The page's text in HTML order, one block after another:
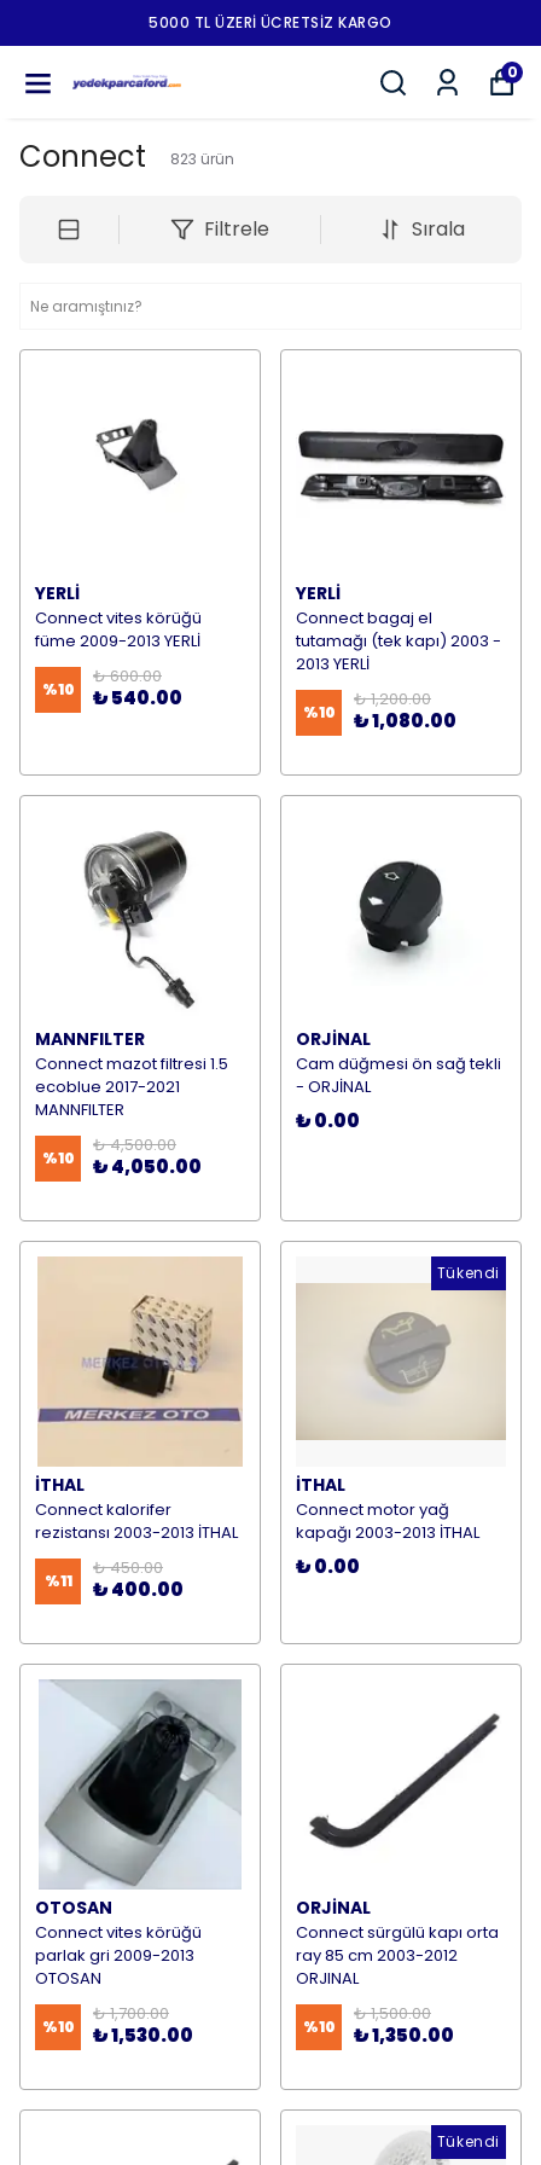
5000 TL ÜZERI ÜCRETSIZ KARGO
0
Connect 823 ürün
Filtrele Sırala
YERLİ
Connect vites körüğü
füme 2009-2013 YERLİ
%10
₺ 600.00
₺ 540.00
YERLİ
Connect bagaj el
tutamağı (tek kapı) 2003 -
2013 YERLİ
%10
₺ 1,200.00
₺ 1,080.00
MANNFILTER
Connect mazot filtresi 1.5
ecoblue 2017-2021
MANNFILTER
%10
₺ 4,500.00
₺ 4,050.00
ORJİNAL
Cam düğmesi ön sağ tekli
- ORJİNAL
₺ 0.00
İTHAL
Connect kalorifer
rezistansı 2003-2013 İTHAL
%11
₺ 450.00
₺ 400.00
Tükendi
İTHAL
Connect motor yağ
kapağı 2003-2013 İTHAL
₺ 0.00
OTOSAN
Connect vites körüğü
parlak gri 2009-2013
OTOSAN
%10
₺ 1,700.00
₺ 1,530.00
ORJİNAL
Connect sürgülü kapı orta
ray 85 cm 2003-2012
ORJINAL
%10
₺ 1,500.00
₺ 1,350.00
Tükendi